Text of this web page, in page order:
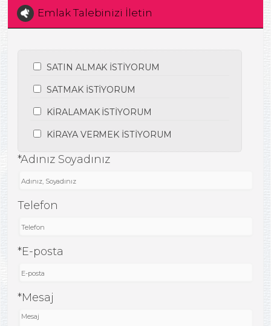
Emlak Talebinizi İletin
SATIN ALMAK İSTİYORUM
SATMAK İSTİYORUM
KİRALAMAK İSTİYORUM
KİRAYA VERMEK İSTİYORUM
*Adınız Soyadınız
Telefon
*E-posta
*Mesaj